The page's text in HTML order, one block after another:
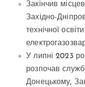
Закінчив
Західно-
технічної
У липні 2023
розпочав
Донецькому,